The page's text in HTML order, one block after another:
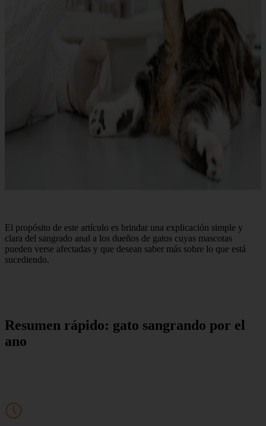
El propósito de este artículo es brindar una explicación simple y
clara del sangrado anal a los dueños de gatos cuyas mascotas
pueden verse afectadas y que desean saber más sobre lo que está
sucediendo.
Resumen rápido: gato sangrando por el
ano